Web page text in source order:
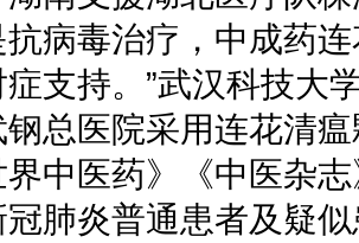
病毒治疗，中成药
支持。”武汉科技大
总医院采用连花清
中医药》《中医杂
肺炎普通患者及疑